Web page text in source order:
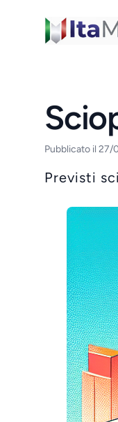
ItaMagazine
Pubblicato il 27/
Previsti